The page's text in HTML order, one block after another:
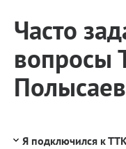
Часто
вопросы
Срисок
вопросов
с
Я подключился к